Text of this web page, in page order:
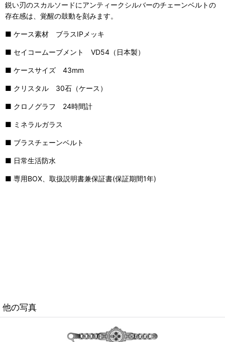
鋭い刃のスカルソードにアンティークシルバーのチェーンベルトの
存在感は、覚醒の鼓動を刻みます。
■ ケース素材 ブラスIPメッキ
■ セイコームーブメント VD54（日本製）
■ ケースサイズ 43mm
■ クリスタル 30石（ケース）
■ クロノグラフ 24時間計
■ ミネラルガラス
■ ブラスチェーンベルト
■ 日常生活防水
■ 専用BOX、取扱説明書兼保証書(保証期間1年)
他の写真